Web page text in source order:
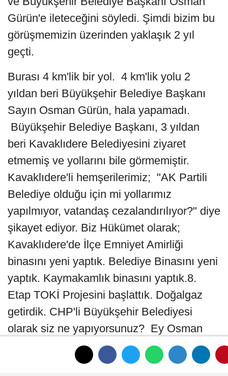
Gürün'e ileteceğini söyledi. Şimdi bizim bu
görüşmemizin üzerinden yaklaşık 2 yıl
geçti.
Burası 4 km'lik bir yol. 4 km'lik yolu 2
yıldan beri Büyükşehir Belediye Başkanı
Sayın Osman Gürün, hala yapamadı.
Büyükşehir Belediye Başkanı, 3 yıldan
beri Kavaklıdere Belediyesini ziyaret
etmemiş ve yollarını bile görmemiştir.
Kavaklıdere'li hemşerilerimiz; "AK Partili
Belediye olduğu için mi yollarımız
yapılmıyor, vatandaş cezalandırılıyor?" diye
şikayet ediyor. Biz Hükümet olarak;
Kavaklıdere'de İlçe Emniyet Amirliği
binasını yeni yaptık. Belediye Binasını yeni
yaptık. Kaymakamlık binasını yaptık.8.
Etap TOKİ Projesini başlattık. Doğalgaz
getirdik. CHP'li Büyükşehir Belediyesi
olarak siz ne yapıyorsunuz? Ey Osman
Gürün, Ey Süleyman Girgin! Ya bu yolu
yapın, ya da yapamayacaksınız maddi